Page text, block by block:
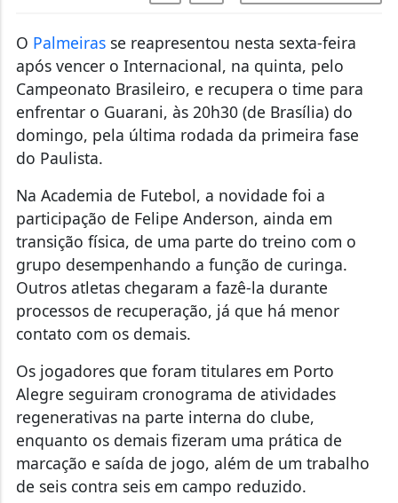
O Palmeirasse reapresentou nesta sexta-feira
após vencer o Internacional, na quinta, pelo
Campeonato Brasileiro, e recupera o time para
enfrentar o Guarani, às 20h30 (de Brasília) do
domingo, pela última rodada da primeira fase
do Paulista.
Na Academia de Futebol, a novidade foi a
participação de Felipe Anderson, ainda em
transição física, de uma parte do treino com o
grupo desempenhando a função de curinga.
Outros atletas chegaram a fazê-la durante
processos de recuperação, já que há menor
contato com os demais.
Os jogadores que foram titulares em Porto
Alegre seguiram cronograma de atividades
regenerativas na parte interna do clube,
enquanto os demais fizeram uma prática de
marcação e saída de jogo, além de um trabalho
de seis contra seis em campo reduzido.